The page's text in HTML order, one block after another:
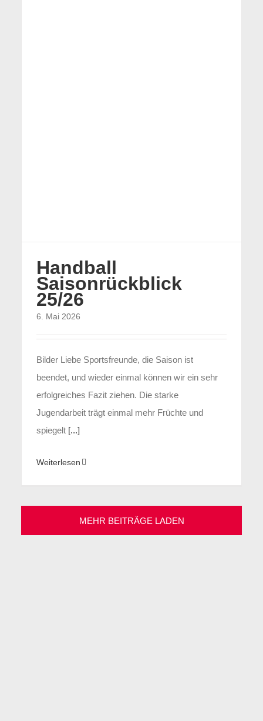
Handball
Saisonrückblick
25/26
6. Mai 2026
Bilder Liebe Sportsfreunde, die Saison ist
beendet, und wieder einmal können wir ein sehr
erfolgreiches Fazit ziehen. Die starke
Jugendarbeit trägt einmal mehr Früchte und
spiegelt[...]
Weiterlesen
MEHR BEITRÄGE LADEN